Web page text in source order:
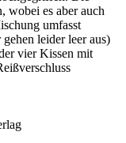
wobei es aber auch
umfasst
leider leer aus)
vier Kissen mit